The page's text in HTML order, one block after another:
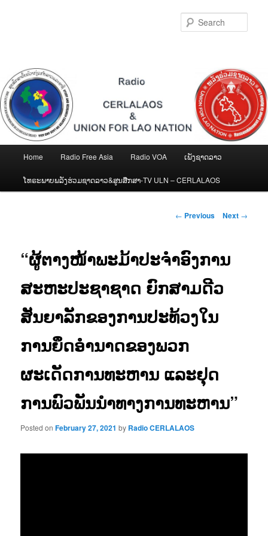
Home Radio Free Asia Radio VOA ເພັງຊາດລາວ
ໂທຣະພາບພລັງຮ່ວມຊາດລາວ&ສູນສືກສາ-TV ULN – CERLALAOS
Post
← Previous Next →
“ຜູ້ຕາງໜ້າພະມ້າປະຈຳອົງການ
ສະຫະປະຊາຊາດ ຍົກສາມດີວ
ສັນຍາລັກຂອງການປະທ້ວງໃນ
ການຍຶດອຳນາດຂອງພວກ
ຜະເດັດການທະຫານ ແລະຢຸດ
ການພົວພັນນຳທາງການທະຫານ”
Posted onFebruary 27, 2021 by Radio CERLALAOS